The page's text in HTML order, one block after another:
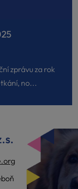
zprávu za rok
no...